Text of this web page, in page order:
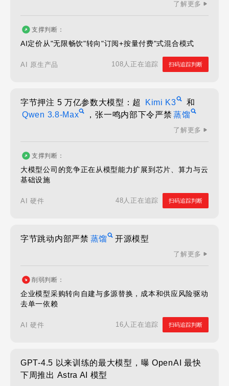
了解更多
支撑判断：
AI定价从"无限畅饮"转向"订阅+按量付费"式混合模式
AI 原生产品 108人正在追踪 扫码追踪判断
字节押注 5 万亿参数大模型：超 Kimi K3
和
Qwen 3.8-Max
，张一鸣内部下令严禁 蒸馏
了解更多
支撑判断：
大模型公司的竞争正在从模型能力扩展到芯片、算力与云
基础设施
AI 硬件 48人正在追踪 扫码追踪判断
字节跳动内部严禁 蒸馏 开源模型
了解更多
削弱判断：
企业模型采购转向自建与多源替换，成本和供应风险驱动
去单一依赖
AI 硬件 16人正在追踪 扫码追踪判断
GPT-4.5 以来训练的最大模型，曝 OpenAI 最快
下周推出 Astra AI 模型